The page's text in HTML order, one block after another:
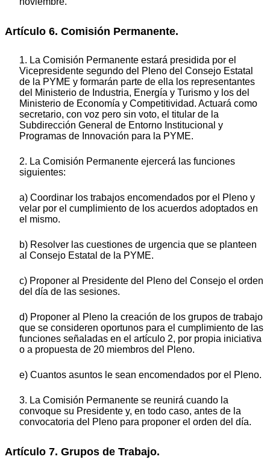
Artículo 6. Comisión Permanente.
1. La Comisión Permanente estará presidida por el
Vicepresidente segundo del Pleno del Consejo Estatal
de la PYME y formarán parte de ella los representantes
del Ministerio de Industria, Energía y Turismo y los del
Ministerio de Economía y Competitividad. Actuará como
secretario, con voz pero sin voto, el titular de la
Subdirección General de Entorno Institucional y
Programas de Innovación para la PYME.
2. La Comisión Permanente ejercerá las funciones
siguientes:
a) Coordinar los trabajos encomendados por el Pleno y
velar por el cumplimiento de los acuerdos adoptados en
el mismo.
b) Resolver las cuestiones de urgencia que se planteen
al Consejo Estatal de la PYME.
c) Proponer al Presidente del Pleno del Consejo el orden
del día de las sesiones.
d) Proponer al Pleno la creación de los grupos de trabajo
que se consideren oportunos para el cumplimiento de las
funciones señaladas en el artículo 2, por propia iniciativa
o a propuesta de 20 miembros del Pleno.
e) Cuantos asuntos le sean encomendados por el Pleno.
3. La Comisión Permanente se reunirá cuando la
convoque su Presidente y, en todo caso, antes de la
convocatoria del Pleno para proponer el orden del día.
Artículo 7. Grupos de Trabajo.